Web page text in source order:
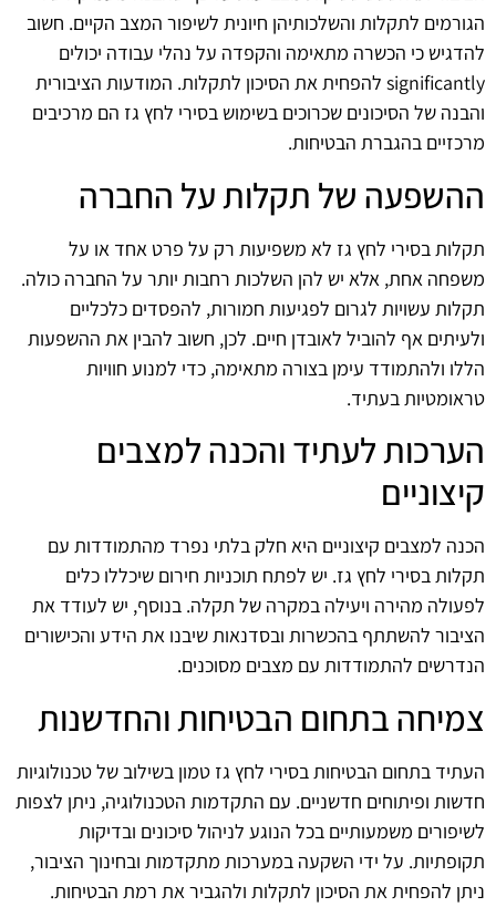
הגורמים לתקלות והשלכותיהן חיונית לשיפור המצב הקיים. חשוב
להדגיש כי הכשרה מתאימה והקפדה על נהלי עבודה יכולים
significantly להפחית את הסיכון לתקלות. המודעות הציבורית
והבנה של הסיכונים שכרוכים בשימוש בסירי לחץ גז הם מרכיבים
מרכזיים בהגברת הבטיחות.
ההשפעה של תקלות על החברה
תקלות בסירי לחץ גז לא משפיעות רק על פרט אחד או על
משפחה אחת, אלא יש להן השלכות רחבות יותר על החברה כולה.
תקלות עשויות לגרום לפגיעות חמורות, להפסדים כלכליים
ולעיתים אף להוביל לאובדן חיים. לכן, חשוב להבין את ההשפעות
הללו ולהתמודד עימן בצורה מתאימה, כדי למנוע חוויות
טראומטיות בעתיד.
הערכות לעתיד והכנה למצבים
קיצוניים
הכנה למצבים קיצוניים היא חלק בלתי נפרד מהתמודדות עם
תקלות בסירי לחץ גז. יש לפתח תוכניות חירום שיכללו כלים
לפעולה מהירה ויעילה במקרה של תקלה. בנוסף, יש לעודד את
הציבור להשתתף בהכשרות ובסדנאות שיבנו את הידע והכישורים
הנדרשים להתמודדות עם מצבים מסוכנים.
צמיחה בתחום הבטיחות והחדשנות
העתיד בתחום הבטיחות בסירי לחץ גז טמון בשילוב של טכנולוגיות
חדשות ופיתוחים חדשניים. עם התקדמות הטכנולוגיה, ניתן לצפות
לשיפורים משמעותיים בכל הנוגע לניהול סיכונים ובדיקות
תקופתיות. על ידי השקעה במערכות מתקדמות ובחינוך הציבור,
ניתן להפחית את הסיכון לתקלות ולהגביר את רמת הבטיחות.